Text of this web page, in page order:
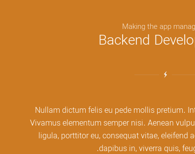
Making the app
Backend
Nullam dictum felis eu pede mollis pretium.
Vivamus elementum semper nisi. Aenean
ligula, porttitor eu, consequat vitae, eleifend
dapibus in, viverra quis,